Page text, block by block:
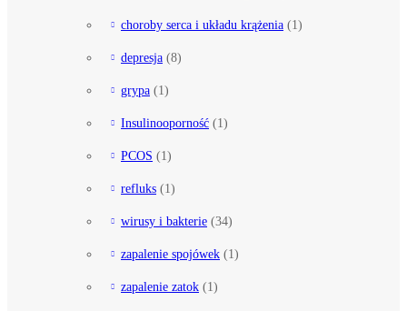
choroby serca i układu krążenia (1)
depresja (8)
grypa (1)
Insulinooporność (1)
PCOS (1)
refluks (1)
wirusy i bakterie (34)
zapalenie spojówek (1)
zapalenie zatok (1)